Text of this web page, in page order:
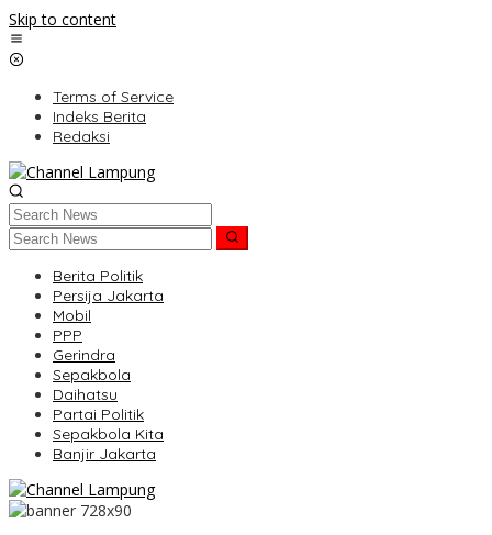
Skip to content
Terms of Service
Indeks Berita
Redaksi
Berita Politik
Persija Jakarta
Mobil
PPP
Gerindra
Sepakbola
Daihatsu
Partai Politik
Sepakbola Kita
Banjir Jakarta